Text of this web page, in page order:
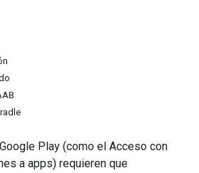
Play (como el Acceso con
a apps) requieren que